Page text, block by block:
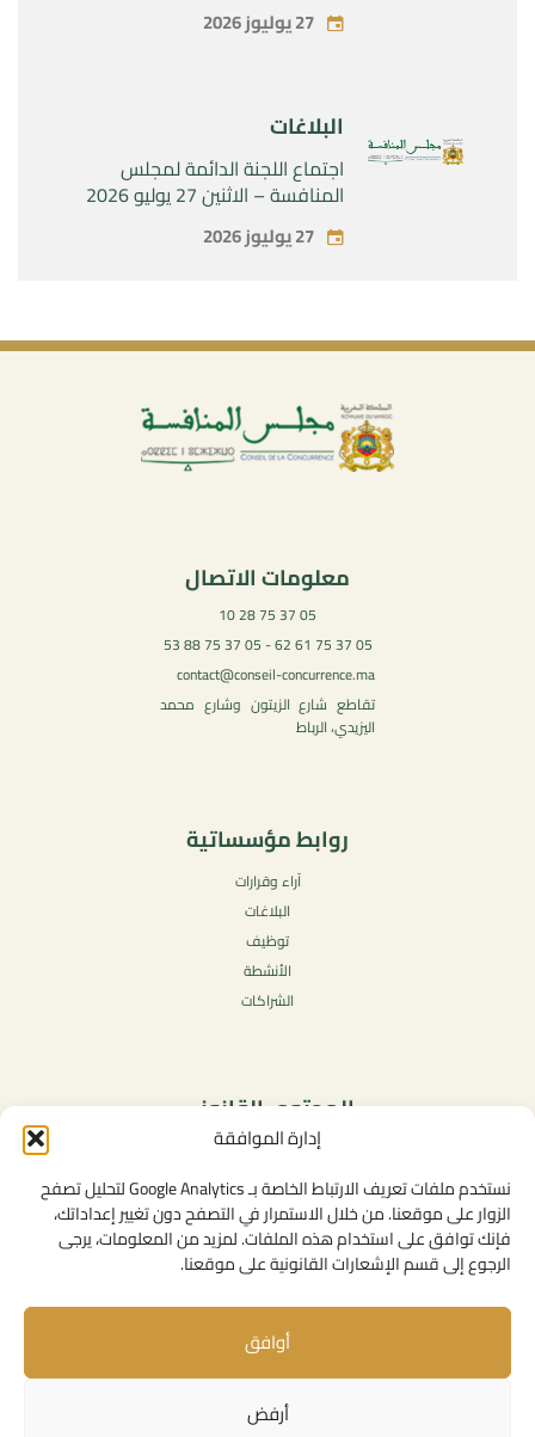
إدارة الموافقة
نستخدم ملفات تعريف الارتباط الخاصة بـ Google Analytics لتحليل تصفح
الزوار على موقعنا. من خلال الاستمرار في التصفح دون تغيير إعداداتك،
فإنك توافق على استخدام هذه الملفات. لمزيد من المعلومات، يرجى
الرجوع إلى قسم الإشعارات القانونية على موقعنا.
أوافق
أرفض
SAS »27 يوليوز 2026
البلاغات
اجتماع اللجنة الدائمة لمجلس
المنافسة – الاثنين 27 يوليو 2026
27 يوليوز 2026
معلومات الاتصال
05 37 75 28 10
05 37 75 61 62 - 05 37 75 88 53
contact@conseil-concurrence.ma
تقاطع شارع الزيتون وشارع محمد
اليزيدي، الرباط
روابط مؤسساتية
آراء وقرارات
البلاغات
توظيف
الأنشطة
الشراكات
المحتوى القانوني
سياسة الخصوصية
شروط الاستخدام العامة
الإشعارات القانونية
سياسة ملفات تعريف الارتباط (الكوكيز)
روابط مفيدة
الإتصال بنا
المهام